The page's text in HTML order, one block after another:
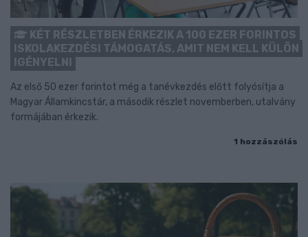
KÉT RÉSZLETBEN ÉRKEZIK A 100 EZER FORINTOS
ISKOLAKEZDÉSI TÁMOGATÁS, AMIT NEM KELL KÜLÖN
IGÉNYELNI
Az első 50 ezer forintot még a tanévkezdés előtt folyósítja a
Magyar Államkincstár, a második részlet novemberben, utalvány
formájában érkezik.
1 hozzászólás